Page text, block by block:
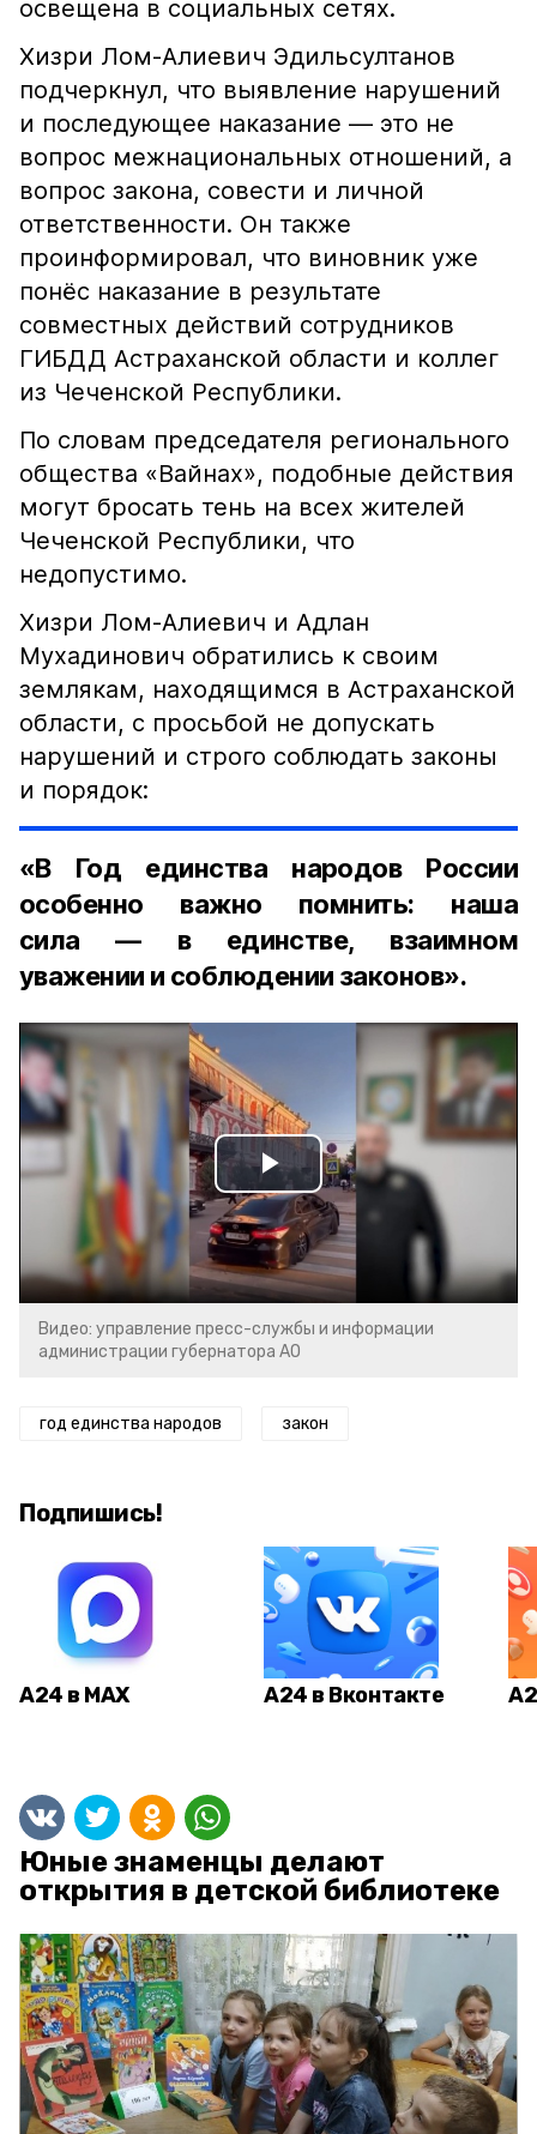
освещена в социальных сетях.
Хизри Лом-Алиевич Эдильсултанов
подчеркнул, что выявление нарушений
и последующее наказание — это не
вопрос межнациональных отношений, а
вопрос закона, совести и личной
ответственности. Он также
проинформировал, что виновник уже
понёс наказание в результате
совместных действий сотрудников
ГИБДД Астраханской области и коллег
из Чеченской Республики.
По словам председателя регионального
общества «Вайнах», подобные действия
могут бросать тень на всех жителей
Чеченской Республики, что
недопустимо.
Хизри Лом-Алиевич и Адлан
Мухадинович обратились к своим
землякам, находящимся в Астраханской
области, с просьбой не допускать
нарушений и строго соблюдать законы
и порядок:
«В Год единства народов России
особенно важно помнить: наша
сила — в единстве, взаимном
уважении и соблюдении законов».
Play
Video
Видео: управление пресс-службы и информации
администрации губернатора АО
год единства народов закон
Подпишись!
А24 в MAX А24 в Вконтакте
Юные знаменцы делают
открытия в детской библиотеке